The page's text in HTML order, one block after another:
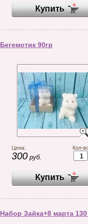
Бегемотик 90гр
Цена:
300 руб.
Кол-
Набор Зайка+8 марта 130